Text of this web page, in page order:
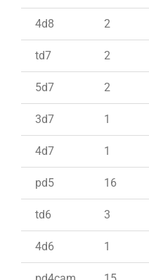
4d8 2
td7 2
5d7 2
3d7 1
4d7 1
pd5 16
td6 3
4d6 1